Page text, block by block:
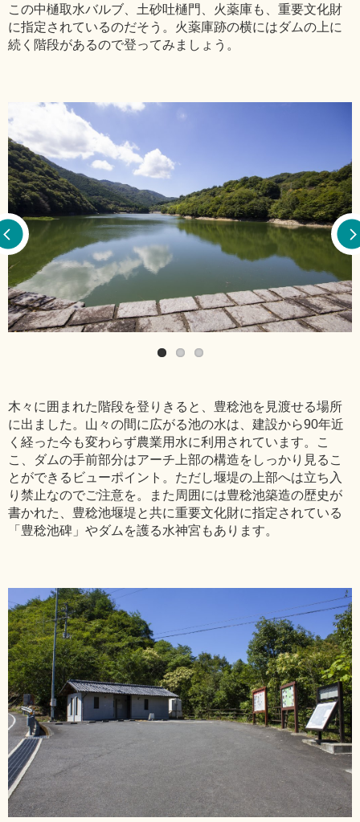
この中樋取水バルブ、土砂吐樋門、火薬庫も、重要文化財
に指定されているのだそう。火薬庫跡の横にはダムの上に
続く階段があるので登ってみましょう。
木々に囲まれた階段を登りきると、豊稔池を見渡せる場所
に出ました。山々の間に広がる池の水は、建設から90年近
く経った今も変わらず農業用水に利用されています。こ
こ、ダムの手前部分はアーチ上部の構造をしっかり見るこ
とができるビューポイント。ただし堰堤の上部へは立ち入
り禁止なのでご注意を。また周囲には豊稔池築造の歴史が
書かれた、豊稔池堰堤と共に重要文化財に指定されている
「豊稔池碑」やダムを護る水神宮もあります。